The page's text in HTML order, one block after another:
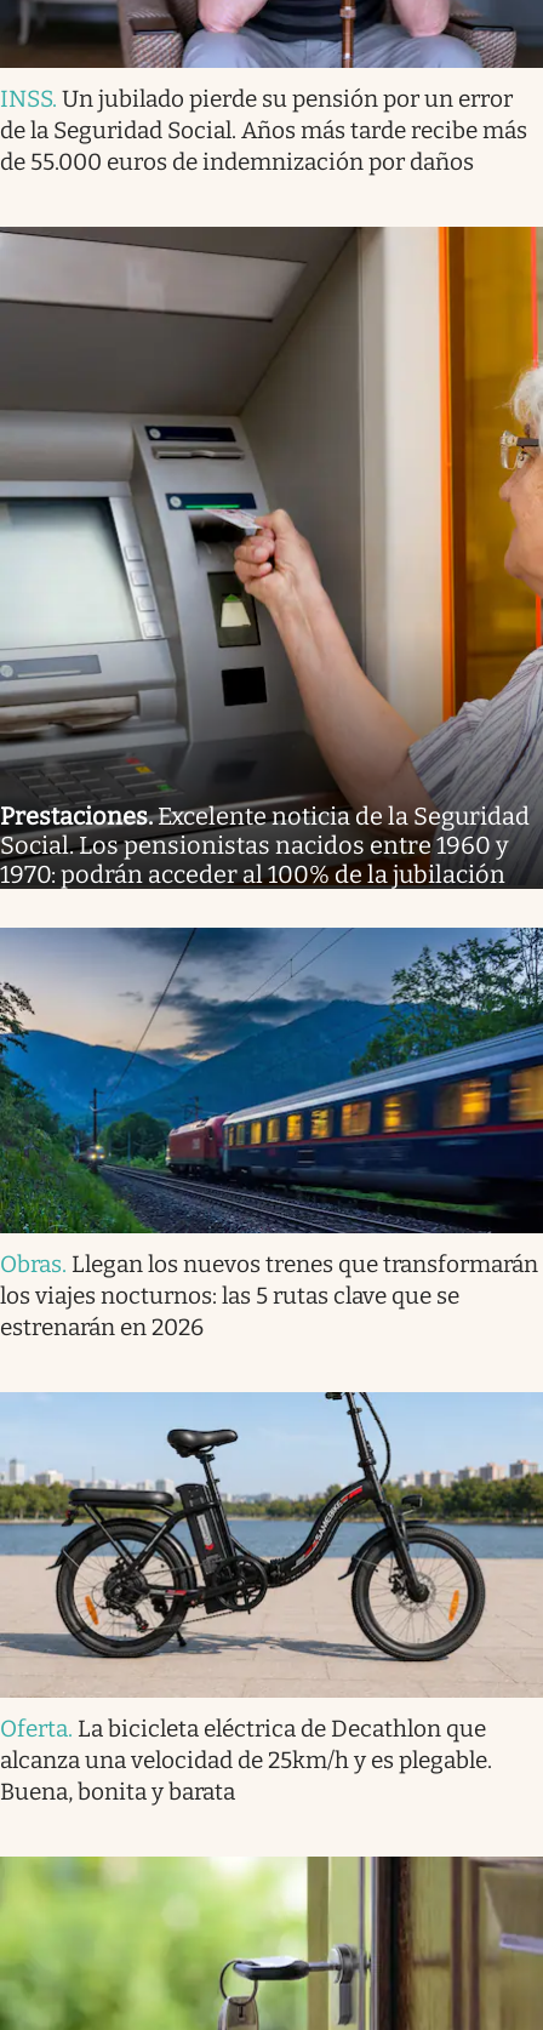
INSS. Un jubilado pierde su pensión por un error
de la Seguridad Social. Años más tarde recibe más
de 55.000 euros de indemnización por daños
Prestaciones.Excelente noticia de la Seguridad
Social. Los pensionistas nacidos entre 1960 y
1970: podrán acceder al 100% de la jubilación
Obras. Llegan los nuevos trenes que transformarán
los viajes nocturnos: las 5 rutas clave que se
estrenarán en 2026
Oferta. La bicicleta eléctrica de Decathlon que
alcanza una velocidad de 25km/h y es plegable.
Buena, bonita y barata